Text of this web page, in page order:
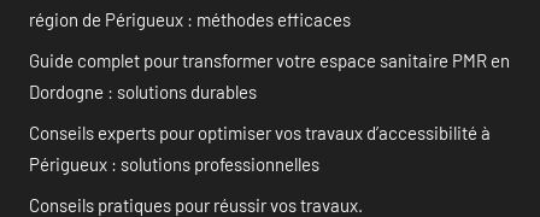
région de Périgueux : méthodes efficaces
Guide complet pour transformer votre espace sanitaire PMR en
Dordogne : solutions durables
Conseils experts pour optimiser vos travaux d’accessibilité à
Périgueux : solutions professionnelles
Conseils pratiques pour réussir vos travaux.